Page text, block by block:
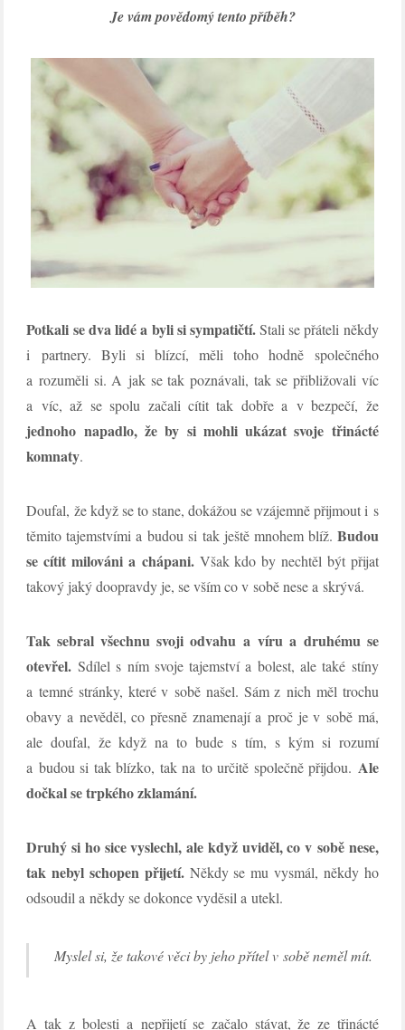
Je vám povědomý tento příběh?
Potkali se dva lidé a byli si sympatičtí.Stali se přáteli někdy
i partnery. Byli si blízcí, měli toho hodně společného
a rozuměli si. A jak se tak poznávali, tak se přibližovali víc
a víc, až se spolu začali cítit tak dobře a v bezpečí, že
jednoho napadlo, že by si mohli ukázat svoje třinácté
komnaty.
Doufal, že když se to stane, dokážou se vzájemně přijmout i s
těmito tajemstvími a budou si tak ještě mnohem blíž. Budou
se cítit milováni a chápani.Však kdo by nechtěl být přijat
takový jaký doopravdy je, se vším co v sobě nese a skrývá.
Tak sebral všechnu svoji odvahu a víru a druhému se
otevřel. Sdílel s ním svoje tajemství a bolest, ale také stíny
a temné stránky, které v sobě našel. Sám z nich měl trochu
obavy a nevěděl, co přesně znamenají a proč je v sobě má,
ale doufal, že když na to bude s tím, s kým si rozumí
a budou si tak blízko, tak na to určitě společně přijdou. Ale
dočkal se trpkého zklamání.
Druhý si ho sice vyslechl, ale když uviděl, co v sobě nese,
tak nebyl schopen přijetí.Někdy se mu vysmál, někdy ho
odsoudil a někdy se dokonce vyděsil a utekl.
Myslel si, že takové věci by jeho přítel v sobě neměl mít.
A tak z bolesti a nepřijetí se začalo stávat, že ze třinácté